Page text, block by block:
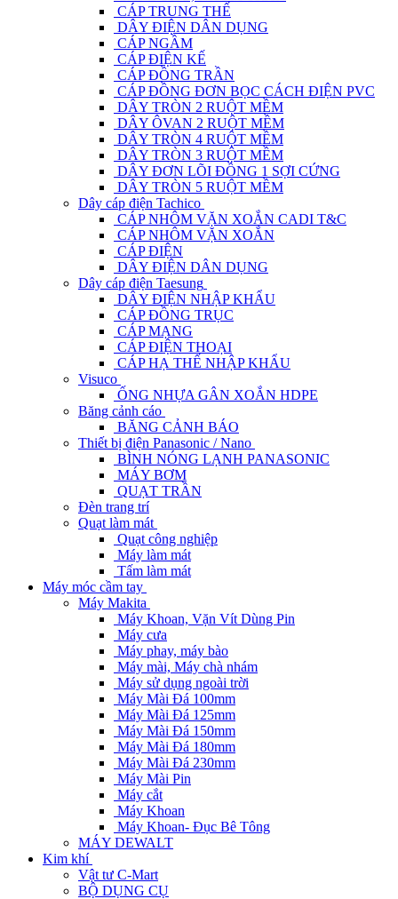
CÁP TRUNG THẾ
DÂY ĐIỆN DÂN DỤNG
CÁP NGẦM
CÁP ĐIỆN KẾ
CÁP ĐỒNG TRẦN
CÁP ĐỒNG ĐƠN BỌC CÁCH ĐIỆN PVC
DÂY TRÒN 2 RUỘT MỀM
DÂY ÔVAN 2 RUỘT MỀM
DÂY TRÒN 4 RUỘT MỀM
DÂY TRÒN 3 RUỘT MỀM
DÂY ĐƠN LÕI ĐỒNG 1 SỢI CỨNG
DÂY TRÒN 5 RUỘT MỀM
Dây cáp điện Tachico
CÁP NHÔM VẶN XOẮN CADI T&C
CÁP NHÔM VẶN XOẮN
CÁP ĐIỆN
DÂY ĐIỆN DÂN DỤNG
Dây cáp điện Taesung
DÂY ĐIỆN NHẬP KHẨU
CÁP ĐỒNG TRỤC
CÁP MẠNG
CÁP ĐIỆN THOẠI
CÁP HẠ THẾ NHẬP KHẨU
Visuco
ỐNG NHỰA GÂN XOẮN HDPE
Băng cảnh cáo
BĂNG CẢNH BÁO
Thiết bị điện Panasonic / Nano
BÌNH NÓNG LẠNH PANASONIC
MÁY BƠM
QUẠT TRẦN
Đèn trang trí
Quạt làm mát
Quạt công nghiệp
Máy làm mát
Tấm làm mát
Máy móc cầm tay
Máy Makita
Máy Khoan, Vặn Vít Dùng Pin
Máy cưa
Máy phay, máy bào
Máy mài, Máy chà nhám
Máy sử dụng ngoài trời
Máy Mài Đá 100mm
Máy Mài Đá 125mm
Máy Mài Đá 150mm
Máy Mài Đá 180mm
Máy Mài Đá 230mm
Máy Mài Pin
Máy cắt
Máy Khoan
Máy Khoan- Đục Bê Tông
MÁY DEWALT
Kim khí
Vật tư C-Mart
BỘ DỤNG CỤ